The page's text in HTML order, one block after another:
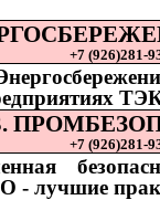
+7 (926)281-
+7 (926)281-
- лучшие